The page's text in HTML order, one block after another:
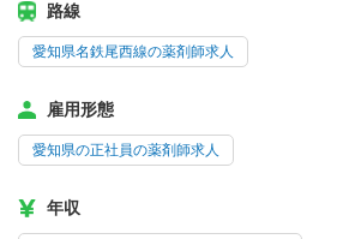
路線
愛知県名鉄尾西線の薬剤師求人
雇用形態
愛知県の正社員の薬剤師求人
年収